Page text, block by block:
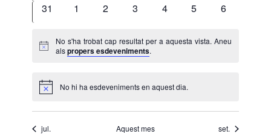
0
31
0
1
0
2
0
3
0
4
0
5
0
6
Avís
No s'ha trobat cap resultat per a aquesta vista. Aneu
alspropers esdeveniments.
Avís No hi ha esdeveniments en aquest dia.
jul. Aquest mes set.